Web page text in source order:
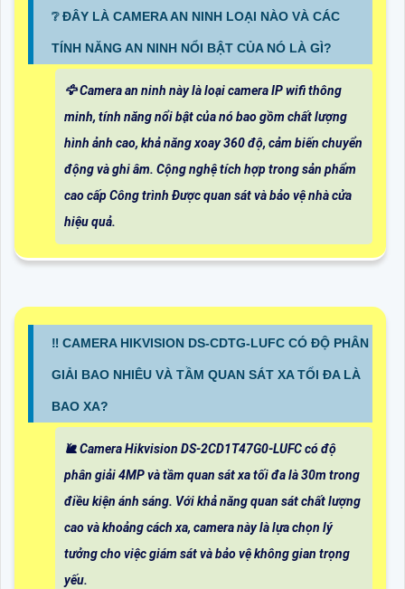
❔ ĐÂY LÀ CAMERA AN NINH LOẠI NÀO VÀ CÁC
TÍNH NĂNG AN NINH NỔI BẬT CỦA NÓ LÀ GÌ?
🦅 Camera an ninh này là loại camera IP wifi thông
minh, tính năng nổi bật của nó bao gồm chất lượng
hình ảnh cao, khả năng xoay 360 độ, cảm biến chuyển
động và ghi âm. Cộng nghệ tích hợp trong sản phẩm
cao cấp Công trình Được quan sát và bảo vệ nhà cửa
hiệu quả.
‼️ CAMERA HIKVISION DS-CDTG-LUFC CÓ ĐỘ PHÂN
GIẢI BAO NHIÊU VÀ TẦM QUAN SÁT XA TỐI ĐA LÀ
BAO XA?
🐌 Camera Hikvision DS-2CD1T47G0-LUFC có độ
phân giải 4MP và tầm quan sát xa tối đa là 30m trong
điều kiện ánh sáng. Với khả năng quan sát chất lượng
cao và khoảng cách xa, camera này là lựa chọn lý
tưởng cho việc giám sát và bảo vệ không gian trọng
yếu.